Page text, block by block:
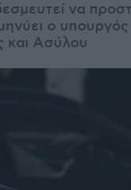
να
ο υπουργός
και Ασύλου